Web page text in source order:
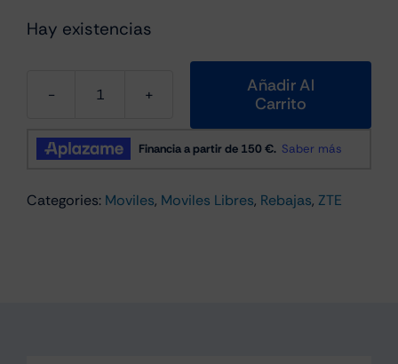
Hay existencias
Zte
A36
64GB
Añadir Al
Carrito
Categories: Moviles, Moviles Libres, Rebajas, ZTE